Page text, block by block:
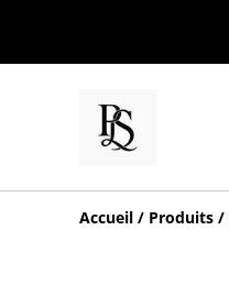
Accueil / Produits /